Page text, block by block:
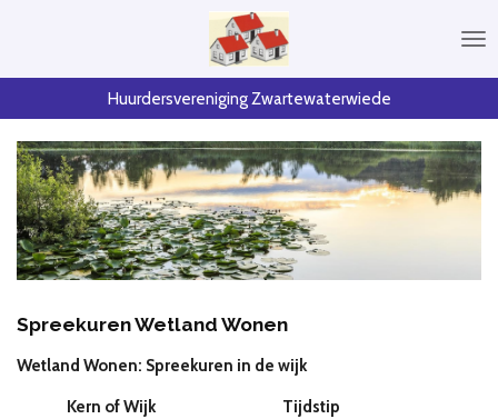
hoofdinhoud
Huurdersvereniging Zwartewaterwiede
Spreekuren Wetland Wonen
Wetland Wonen: Spreekuren in de wijk
Kern of Wijk Tijdstip